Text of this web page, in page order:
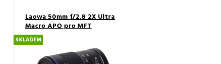
Laowa 50mm f/2.8 2X Ultra
Macro APO pro MFT
SKLADEM